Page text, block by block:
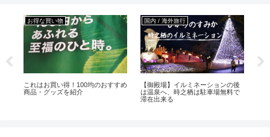
お得な買い物
これはお買い得！100均のおすすめ
商品・グッズを紹介
国内 / 海外旅行
【御殿場】イルミネーションの後
は温泉へ、時之栖は駐車場無料で
滞在出来る